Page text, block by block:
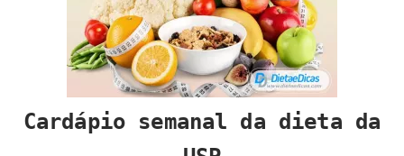
Cardápio semanal da dieta da